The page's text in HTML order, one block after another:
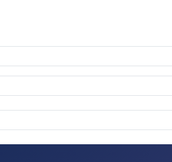
без механики, но с хитрым